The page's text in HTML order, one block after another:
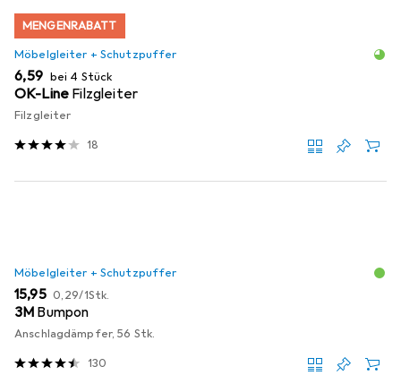
MENGENRABATT
Möbelgleiter + Schutzpuffer
EUR
6,59 bei 4 Stück
OK-Line Filzgleiter
Filzgleiter
18
Möbelgleiter + Schutzpuffer
EUR
15,95 EUR
0,29/1Stk.
3M Bumpon
Anschlagdämpfer, 56 Stk.
130